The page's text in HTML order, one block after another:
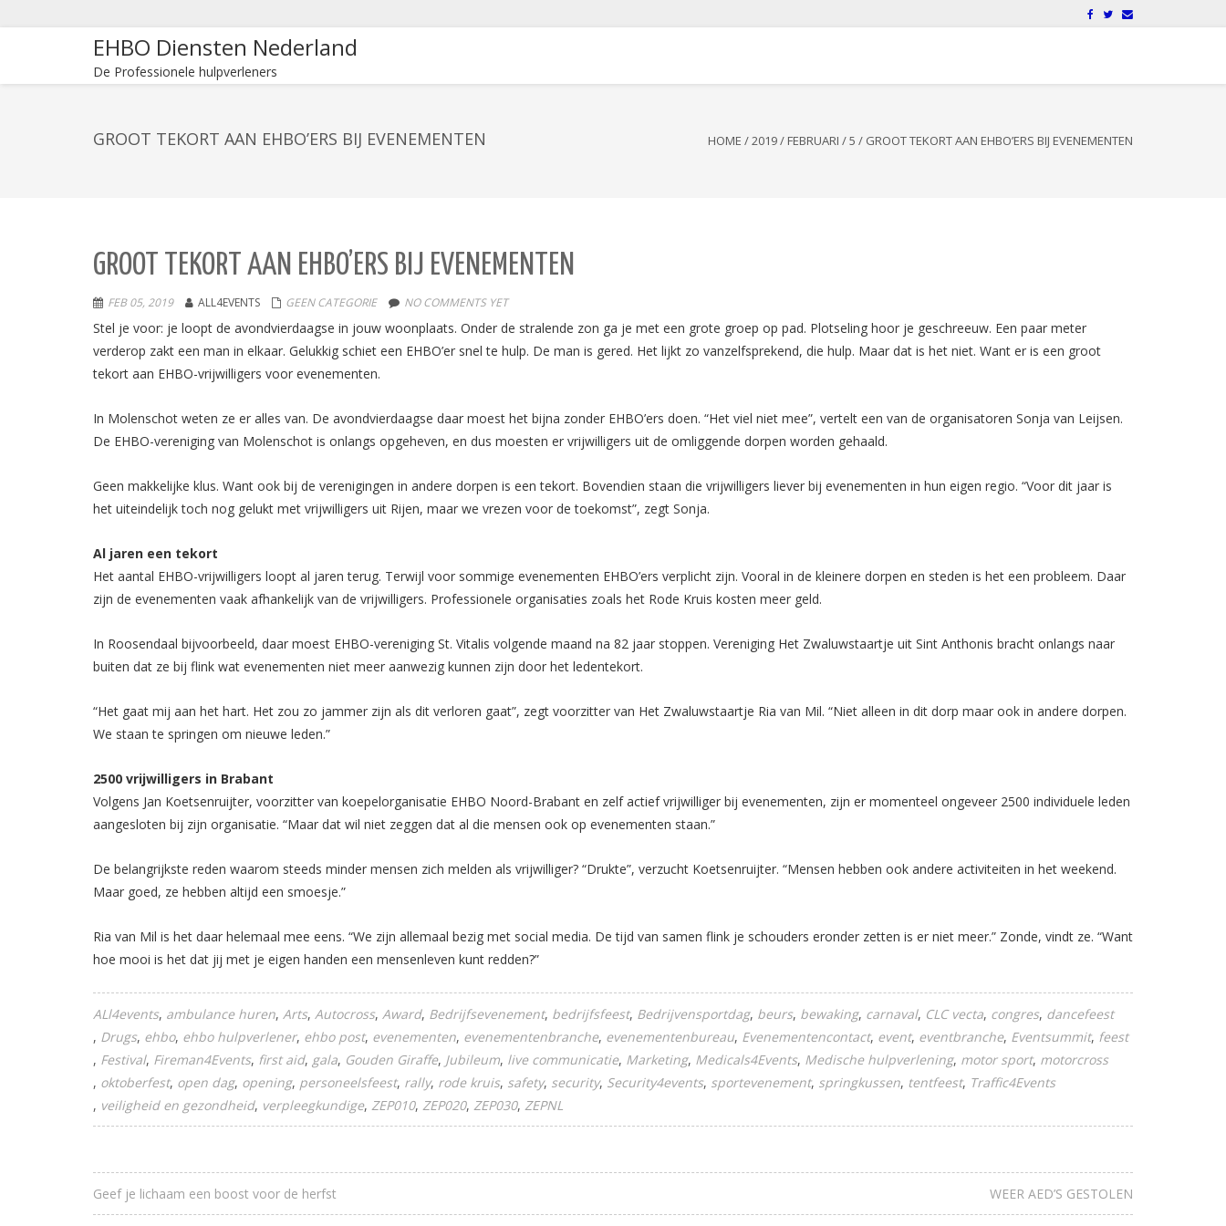
EHBO Diensten Nederland
De Professionele hulpverleners
GROOT TEKORT AAN EHBO’ERS BIJ EVENEMENTEN HOME /2019/ FEBRUARI /5 / GROOT TEKORT AAN EHBO’ERS BIJ EVENEMENTEN
GROOT TEKORT AAN EHBO’ERS BIJ EVENEMENTEN
FEB 05, 2019 ALL4EVENTS GEEN CATEGORIE NO COMMENTS YET
Stel je voor: je loopt de avondvierdaagse in jouw woonplaats. Onder de stralende zon ga je met een grote groep op pad. Plotseling hoor je geschreeuw. Een paar meter
verderop zakt een man in elkaar. Gelukkig schiet een EHBO’er snel te hulp. De man is gered. Het lijkt zo vanzelfsprekend, die hulp. Maar dat is het niet. Want er is een groot
tekort aan EHBO-vrijwilligers voor evenementen.
In Molenschot weten ze er alles van. De avondvierdaagse daar moest het bijna zonder EHBO’ers doen. “Het viel niet mee”, vertelt een van de organisatoren Sonja van Leijsen.
De EHBO-vereniging van Molenschot is onlangs opgeheven, en dus moesten er vrijwilligers uit de omliggende dorpen worden gehaald.
Geen makkelijke klus. Want ook bij de verenigingen in andere dorpen is een tekort. Bovendien staan die vrijwilligers liever bij evenementen in hun eigen regio. “Voor dit jaar is
het uiteindelijk toch nog gelukt met vrijwilligers uit Rijen, maar we vrezen voor de toekomst”, zegt Sonja.
Al jaren een tekort
Het aantal EHBO-vrijwilligers loopt al jaren terug. Terwijl voor sommige evenementen EHBO’ers verplicht zijn. Vooral in de kleinere dorpen en steden is het een probleem. Daar
zijn de evenementen vaak afhankelijk van de vrijwilligers. Professionele organisaties zoals het Rode Kruis kosten meer geld.
In Roosendaal bijvoorbeeld, daar moest EHBO-vereniging St. Vitalis volgende maand na 82 jaar stoppen. Vereniging Het Zwaluwstaartje uit Sint Anthonis bracht onlangs naar
buiten dat ze bij flink wat evenementen niet meer aanwezig kunnen zijn door het ledentekort.
“Het gaat mij aan het hart. Het zou zo jammer zijn als dit verloren gaat”, zegt voorzitter van Het Zwaluwstaartje Ria van Mil. “Niet alleen in dit dorp maar ook in andere dorpen.
We staan te springen om nieuwe leden.”
2500 vrijwilligers in Brabant
Volgens Jan Koetsenruijter, voorzitter van koepelorganisatie EHBO Noord-Brabant en zelf actief vrijwilliger bij evenementen, zijn er momenteel ongeveer 2500 individuele leden
aangesloten bij zijn organisatie. “Maar dat wil niet zeggen dat al die mensen ook op evenementen staan.”
De belangrijkste reden waarom steeds minder mensen zich melden als vrijwilliger? “Drukte”, verzucht Koetsenruijter. “Mensen hebben ook andere activiteiten in het weekend.
Maar goed, ze hebben altijd een smoesje.”
Ria van Mil is het daar helemaal mee eens. “We zijn allemaal bezig met social media. De tijd van samen flink je schouders eronder zetten is er niet meer.” Zonde, vindt ze. “Want
hoe mooi is het dat jij met je eigen handen een mensenleven kunt redden?”
ALl4events ambulance huren Arts Autocross Award Bedrijfsevenement bedrijfsfeest Bedrijvensportdag beurs bewaking carnaval CLC vecta congres dancefeest
Drugs ehbo ehbo hulpverlener ehbo post evenementen evenementenbranche evenementenbureau Evenementencontact event eventbranche Eventsummit feest
Festival Fireman4Events first aid gala Gouden Giraffe Jubileum live communicatie Marketing Medicals4Events Medische hulpverlening motor sport motorcross
oktoberfest open dag opening personeelsfeest rally rode kruis safety security Security4events sportevenement springkussen tentfeest Traffic4Events
veiligheid en gezondheid verpleegkundige ZEP010 ZEP020 ZEP030 ZEPNL
Geef je lichaam een boost voor de herfst WEER AED’S GESTOLEN